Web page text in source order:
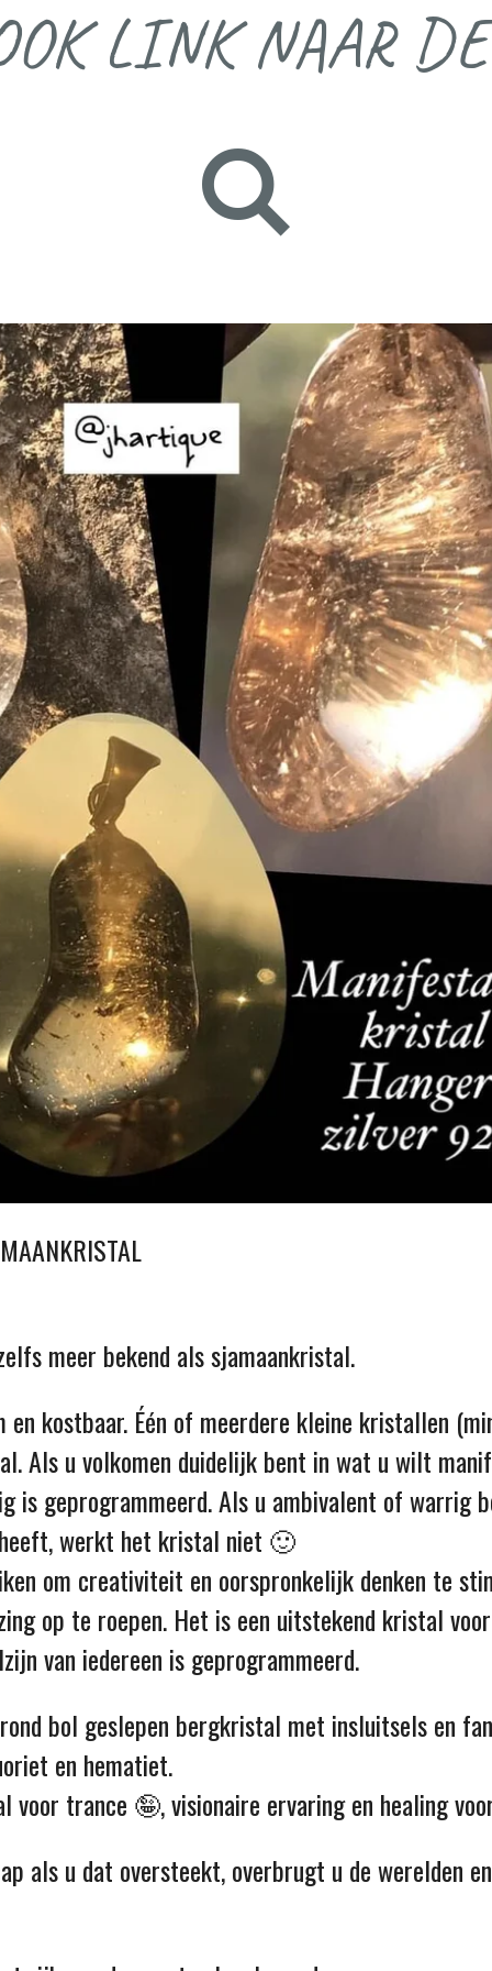
LINK NAAR
meer bekend als sjamaankristal.
kostbaar. Één of meerdere kleine kristallen
Als u volkomen duidelijk bent in wat u wilt
is geprogrammeerd. Als u ambivalent of warrig
werkt het kristal niet 🙂
om creativiteit en oorspronkelijk denken te
op te roepen. Het is een uitstekend kristal
van iedereen is geprogrammeerd.
bol geslepen bergkristal met insluitsels en
en hematiet.
trance 🤪, visionaire ervaring en healing
als u dat oversteekt, overbrugt u de werelden